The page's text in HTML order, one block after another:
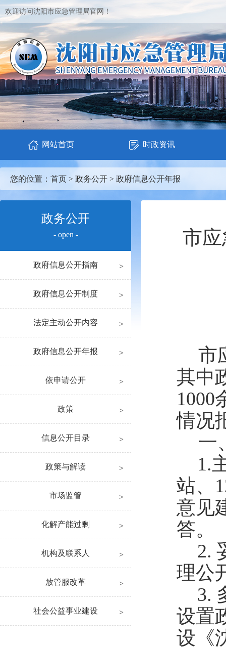
欢迎访问沈阳市应急管理局官网！
网站首页 时政资讯
您的位置： 首页 > 政务公开 > 政府信息公开年报
政务公开
- open -
政府信息公开指南
政府信息公开制度
法定主动公开内容
政府信息公开年报
依申请公开
政策
信息公开目录
政策与解读
市场监管
化解产能过剩
机构及联系人
放管服改革
社会公益事业建设
市
市
其中
1000
情况
一
1.
站、
意见
答。
2.
理公
3.
设置
设《